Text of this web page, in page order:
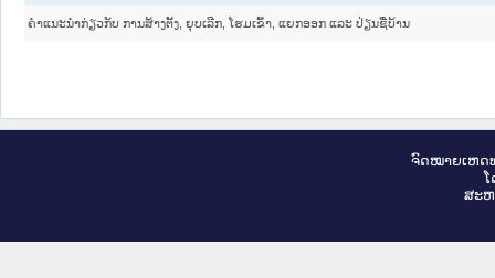
ຄໍາແນະນໍາກ່ຽວກັບ ການສ້າງຕັ້ງ, ຍຸບເລີກ, ໂຮມເຂົ້າ, ແຍກອອກ ແລະ ປ່ຽນຊື່ບ້ານ
ຈົດ​ໝາຍ​ເຫດ​
ສະ​ຫ